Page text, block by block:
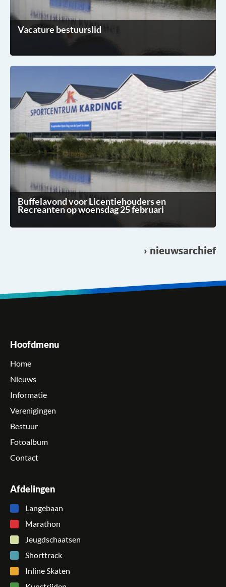
Vacature bestuurslid
Buffelavond voor Licentiehouders en
Recreanten op woensdag 25 februari
nieuwsarchief
Hoofdmenu
Home
Nieuws
Informatie
Verenigingen
Bestuur
Fotoalbum
Contact
Afdelingen
Langebaan
Marathon
Jeugdschaatsen
Shorttrack
Inline Skaten